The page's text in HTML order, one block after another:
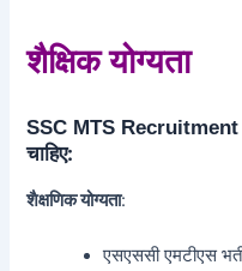
शैक्षिक योग्यता
SSC MTS Recruitment
चाहिए:
शैक्षणिक योग्यता:
एसएससी एमटीएस